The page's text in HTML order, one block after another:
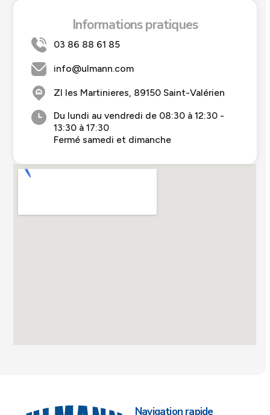
Informations pratiques
03 86 88 61 85
info@ulmann.com
ZI les Martinieres, 89150 Saint-Valérien
Du lundi au vendredi de 08:30 à 12:30 -
13:30 à 17:30
Fermé samedi et dimanche
Navigation rapide